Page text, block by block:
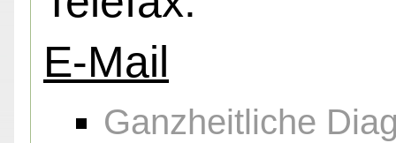
E-Mail
Ganzheitliche